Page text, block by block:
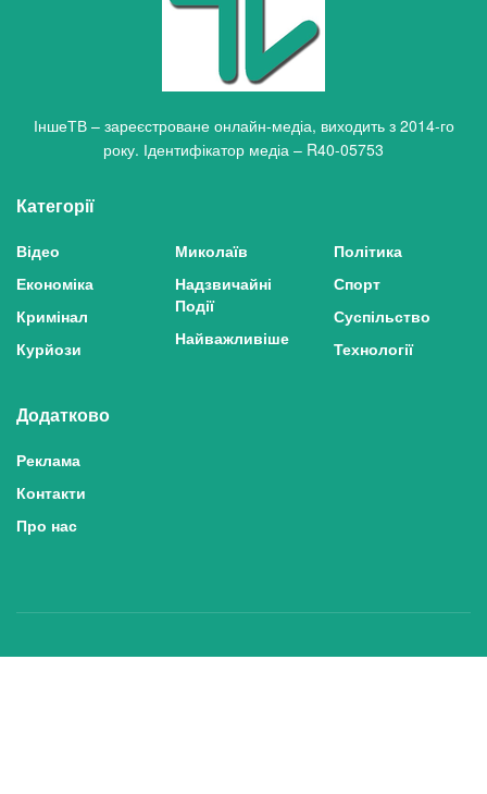
ІншеТВ – зареєстроване онлайн-медіа, виходить з 2014-го
року. Ідентифікатор медіа – R40-05753
Категорії
Відео
Економіка
Кримінал
Курйози
Миколаїв
Надзвичайні
Події
Найважливіше
Політика
Спорт
Суспільство
Технології
Додатково
Реклама
Контакти
Про нас
Політика конфіденційності та захисту персональних даних